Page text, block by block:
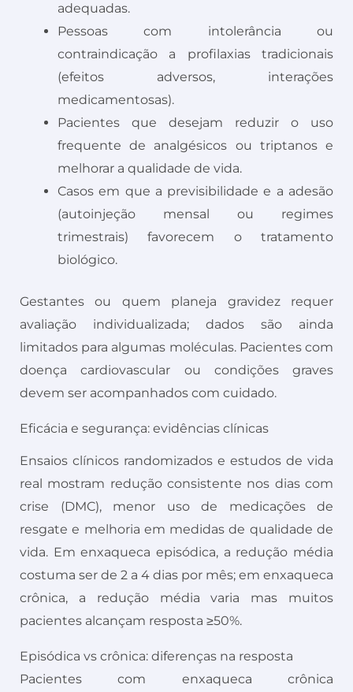
adequadas.
Pessoas com intolerância ou
contraindicação a profilaxias tradicionais
(efeitos adversos, interações
medicamentosas).
Pacientes que desejam reduzir o uso
frequente de analgésicos ou triptanos e
melhorar a qualidade de vida.
Casos em que a previsibilidade e a adesão
(autoinjeção mensal ou regimes
trimestrais) favorecem o tratamento
biológico.
Gestantes ou quem planeja gravidez requer
avaliação individualizada; dados são ainda
limitados para algumas moléculas. Pacientes com
doença cardiovascular ou condições graves
devem ser acompanhados com cuidado.
Eficácia e segurança: evidências clínicas
Ensaios clínicos randomizados e estudos de vida
real mostram redução consistente nos dias com
crise (DMC), menor uso de medicações de
resgate e melhoria em medidas de qualidade de
vida. Em enxaqueca episódica, a redução média
costuma ser de 2 a 4 dias por mês; em enxaqueca
crônica, a redução média varia mas muitos
pacientes alcançam resposta ≥50%.
Episódica vs crônica: diferenças na resposta
Pacientes com enxaqueca crônica